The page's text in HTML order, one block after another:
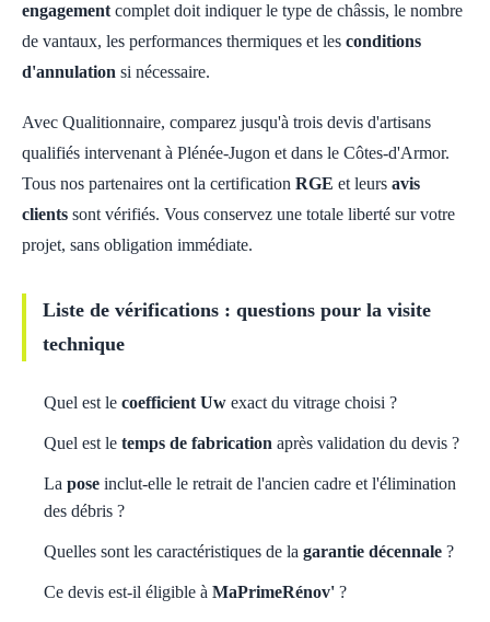
engagement complet doit indiquer le type de châssis, le nombre
de vantaux, les performances thermiques et les conditions
d'annulation si nécessaire.
Avec Qualitionnaire, comparez jusqu'à trois devis d'artisans
qualifiés intervenant à Plénée-Jugon et dans le Côtes-d'Armor.
Tous nos partenaires ont la certification RGE et leurs avis
clients sont vérifiés. Vous conservez une totale liberté sur votre
projet, sans obligation immédiate.
Liste de vérifications : questions pour la visite
technique
Quel est le coefficient Uw exact du vitrage choisi ?
Quel est le temps de fabrication après validation du devis ?
La pose inclut-elle le retrait de l'ancien cadre et l'élimination
des débris ?
Quelles sont les caractéristiques de la garantie décennale ?
Ce devis est-il éligible à MaPrimeRénov' ?